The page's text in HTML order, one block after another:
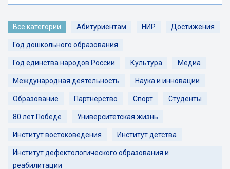
Все категории Абитуриентам НИР Достижения
Год дошкольного образования
Год единства народов России Культура Медиа
Международная деятельность Наука и инновации
Образование Партнерство Спорт Студенты
80 лет Победе Университетская жизнь
Институт востоковедения Институт детства
Институт дефектологического образования и
реабилитации